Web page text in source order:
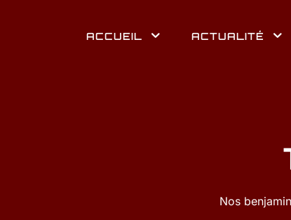
ACCUEIL ACTUALITÉ
Nos